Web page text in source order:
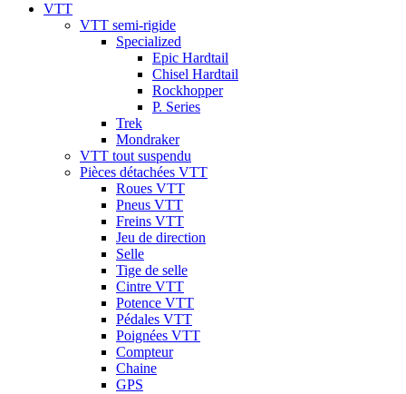
VTT
VTT semi-rigide
Specialized
Epic Hardtail
Chisel Hardtail
Rockhopper
P. Series
Trek
Mondraker
VTT tout suspendu
Pièces détachées VTT
Roues VTT
Pneus VTT
Freins VTT
Jeu de direction
Selle
Tige de selle
Cintre VTT
Potence VTT
Pédales VTT
Poignées VTT
Compteur
Chaine
GPS